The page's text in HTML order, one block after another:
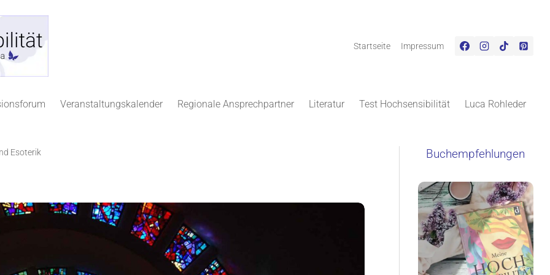
Startseite Impressum
Veranstaltungskalender Regionale Ansprechpartner Literatur Test Hochsensibilität Luca Rohleder
Esoterik Buchempfehlungen